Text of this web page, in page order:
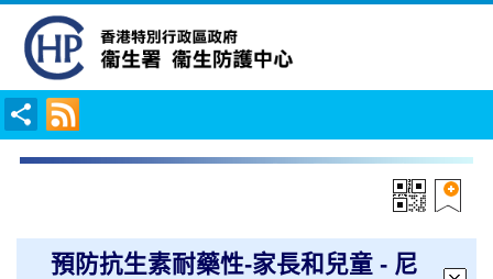
預防抗生素耐藥性-家長和兒童 - 尼